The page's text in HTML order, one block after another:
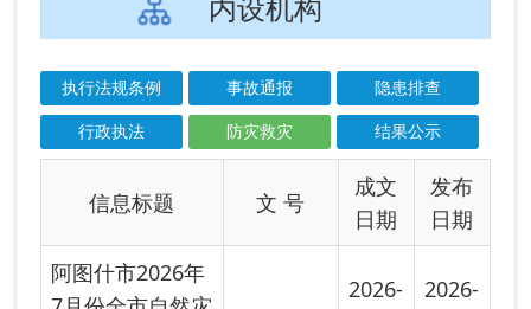
7月份全市自然灾
2026-
07-03
07-03
阿图什市2026年
6月森林草原火灾
风险形势分析...
2026-
05-25
2026-
05-25
阿图什市2026年
风险形势分析...
2026-
2026-
04-28
阿图什市2026年